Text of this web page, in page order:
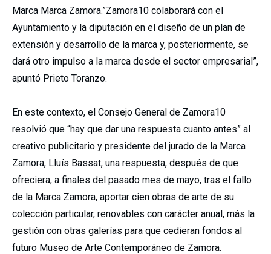
Marca Marca Zamora.”Zamora10 colaborará con el
Ayuntamiento y la diputación en el diseño de un plan de
extensión y desarrollo de la marca y, posteriormente, se
dará otro impulso a la marca desde el sector empresarial”,
apuntó Prieto Toranzo.
En este contexto, el Consejo General de Zamora10
resolvió que “hay que dar una respuesta cuanto antes” al
creativo publicitario y presidente del jurado de la Marca
Zamora, Lluís Bassat, una respuesta, después de que
ofreciera, a finales del pasado mes de mayo, tras el fallo
de la Marca Zamora, aportar cien obras de arte de su
colección particular, renovables con carácter anual, más la
gestión con otras galerías para que cedieran fondos al
futuro Museo de Arte Contemporáneo de Zamora.